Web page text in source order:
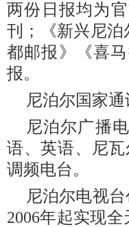
两份日报均为
刊；《新兴尼泊
都邮报》《喜
报。
尼泊尔国家
尼泊尔广播
语、英语、尼
调频电台。
尼泊尔电视
2006年起实现